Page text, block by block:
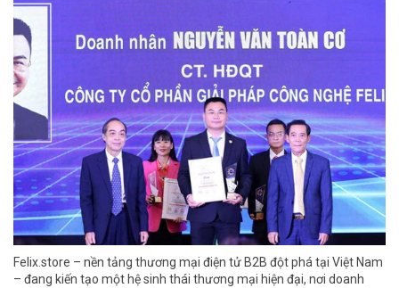
Felix.store – nền tảng thương mại điện tử B2B đột phá tại Việt Nam
– đang kiến tạo một hệ sinh thái thương mại hiện đại, nơi doanh